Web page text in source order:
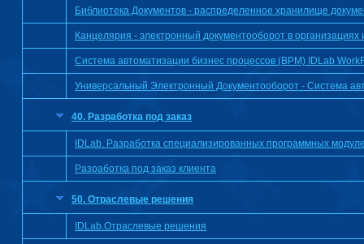
Библиотека Документов - распределенное хранилище
Канцелярия - электронный документооборот в организациях
Система автоматизации бизнес процессов (BPM) IDLab
Универсальный Электронный Документооборот - Система
40. Разработка под заказ
IDLab. Разработка специализированных программных
Разработка под заказ клиента
50. Отраслевые решения
IDLab.Отраслевые решения